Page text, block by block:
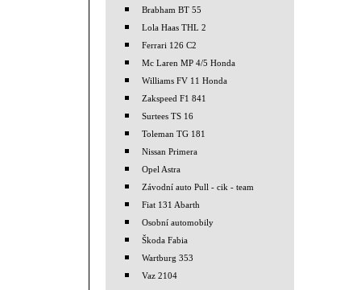
Brabham BT 55
Lola Haas THL 2
Ferrari 126 C2
Mc Laren MP 4/5 Honda
Williams FV 11 Honda
Zakspeed F1 841
Surtees TS 16
Toleman TG 181
Nissan Primera
Opel Astra
Závodní auto Pull - cik - team
Fiat 131 Abarth
Osobní automobily
Škoda Fabia
Wartburg 353
Vaz 2104